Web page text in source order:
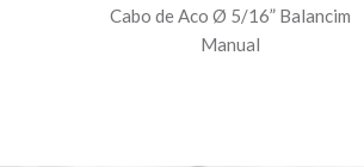
Cabo de Aco Ø 5/16” Balancim
Manual